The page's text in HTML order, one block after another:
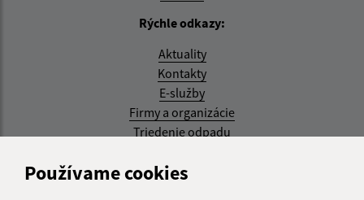
Používame cookies
Rýchle odkazy:
Aktuality
Kontakty
E-služby
Firmy a organizácie
Triedenie odpadu
Aktualizované: